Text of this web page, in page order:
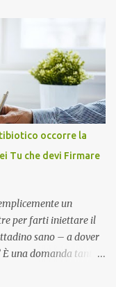
occorre la
Tu che devi Firmare
un
per farti iniettare il
sano – a dover
una domanda tanto